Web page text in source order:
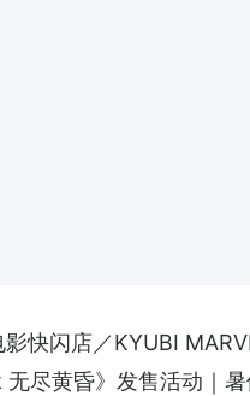
快闪店／KYUBI
尽黄昏》发售活动｜暑